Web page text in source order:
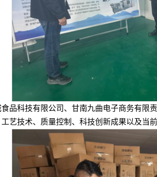
品科技有限公司、甘南九曲电子商务有
艺技术、质量控制、科技创新成果以及当